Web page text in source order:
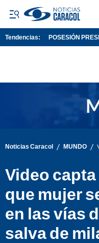
Tendencias: POSESIÓN
Noticias Caracol / MUNDO /
Video
que mujer
en las vías
salva de